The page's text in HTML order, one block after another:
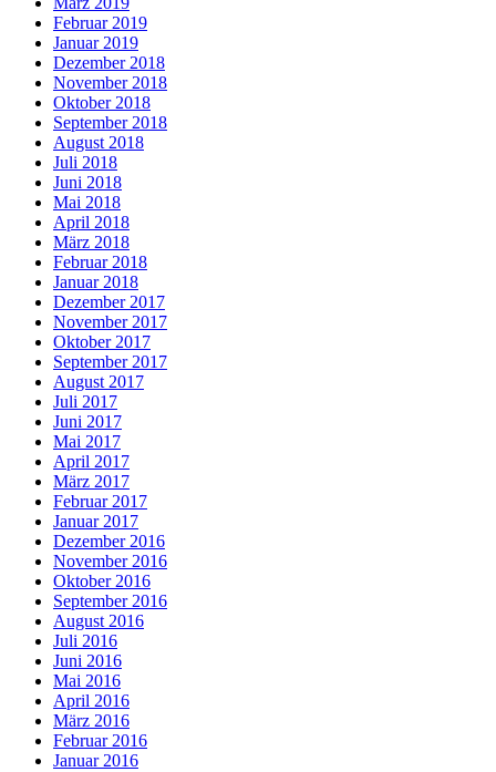
Februar 2019
Januar 2019
Dezember 2018
November 2018
Oktober 2018
September 2018
August 2018
Juli 2018
Juni 2018
Mai 2018
April 2018
März 2018
Februar 2018
Januar 2018
Dezember 2017
November 2017
Oktober 2017
September 2017
August 2017
Juli 2017
Juni 2017
Mai 2017
April 2017
März 2017
Februar 2017
Januar 2017
Dezember 2016
November 2016
Oktober 2016
September 2016
August 2016
Juli 2016
Juni 2016
Mai 2016
April 2016
März 2016
Februar 2016
Januar 2016